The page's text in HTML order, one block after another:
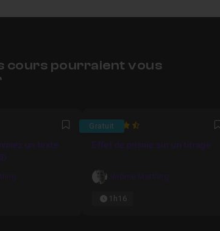
cours pourraient vous
Favori
un texte
Gratuit
4.8
Effet de prisme sur un titrage
Jérôme Mettling
1h16